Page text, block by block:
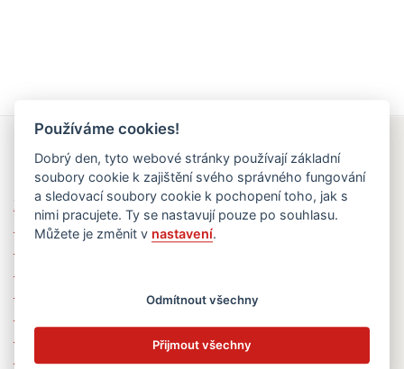
Rychlé odkazy
Elektronická žákovská knížka
Jídelní lístek
Volná pracovní místa
Zřizovatel školy (MČ Praha 6)
Používáme cookies!
Dobrý den, tyto webové stránky používají základní
soubory cookie k zajištění svého správného fungování
a sledovací soubory cookie k pochopení toho, jak s
nimi pracujete. Ty se nastavují pouze po souhlasu.
Můžete je změnit v nastavení.
Odmítnout všechny
Přijmout všechny